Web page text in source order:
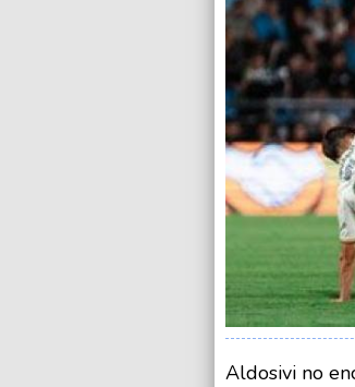
Aldosivi no